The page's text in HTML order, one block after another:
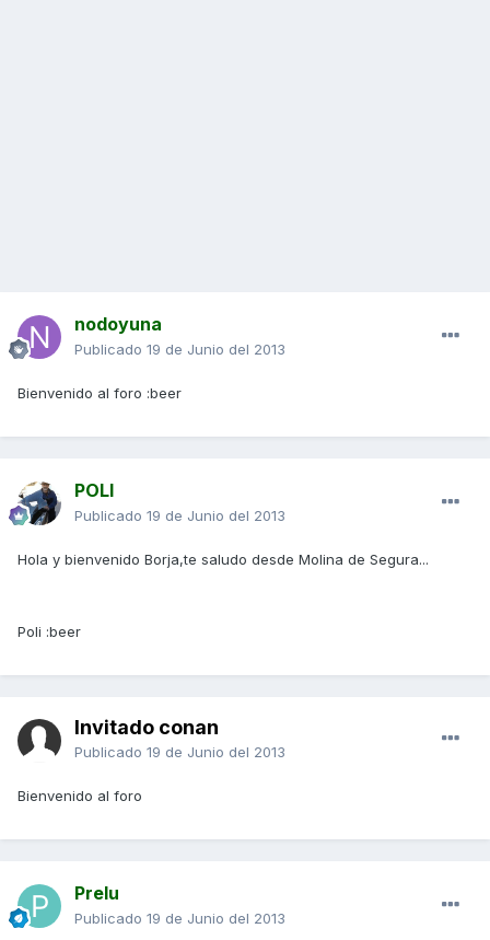
nodoyuna
Publicado 19 de Junio del 2013
Bienvenido al foro :beer
POLI
Publicado 19 de Junio del 2013
Hola y bienvenido Borja,te saludo desde Molina de Segura...
Poli :beer
Invitado conan
Publicado 19 de Junio del 2013
Bienvenido al foro
Prelu
Publicado 19 de Junio del 2013